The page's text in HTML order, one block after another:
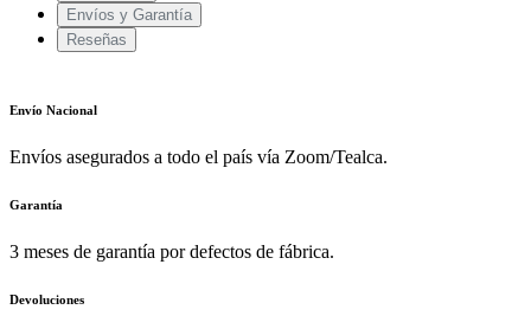
Envíos y Garantía
Reseñas
Envío Nacional
Envíos asegurados a todo el país vía Zoom/Tealca.
Garantía
3 meses de garantía por defectos de fábrica.
Devoluciones